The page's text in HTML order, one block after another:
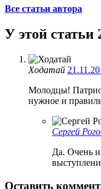
Все статьи автора
У этой статьи
Ходатай
Молодцы!
нужное и
Сергей
Да. Очень
Оставить